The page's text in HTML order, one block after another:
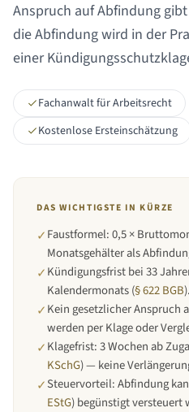
Anspruch auf Abfindung
die Abfindung wird in der
einer
Fachanwalt für Arbeitsrecht
Kostenlose Ersteinschätzung
DAS WICHTIGSTE IN KÜRZE
✓Faustformel: 0,5 ×
Monatsgehälter als
✓Kündigungsfrist bei33
Kalendermonats(§ 622 BGB).
✓Kein gesetzlicher Anspruch
werden per Klage oder
✓Klagefrist: 3 Wochen ab
KSchG) — keine
✓Steuervorteil: Abfindung
EStG) begünstigt versteuert